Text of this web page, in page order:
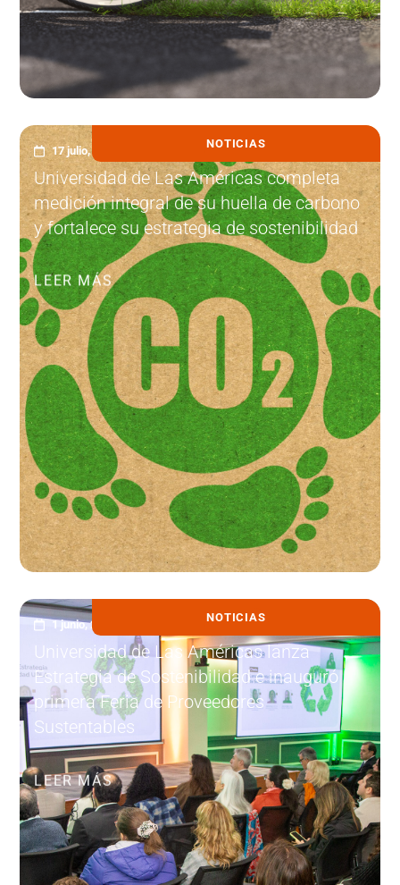
NOTICIAS
17 julio, 2026
Universidad de Las Américas completa
medición integral de su huella de carbono
y fortalece su estrategia de sostenibilidad
LEER MÁS
NOTICIAS
1 junio, 2026
Universidad de Las Américas lanza
Estrategia de Sostenibilidad e inauguró
primera Feria de Proveedores
Sustentables
LEER MÁS